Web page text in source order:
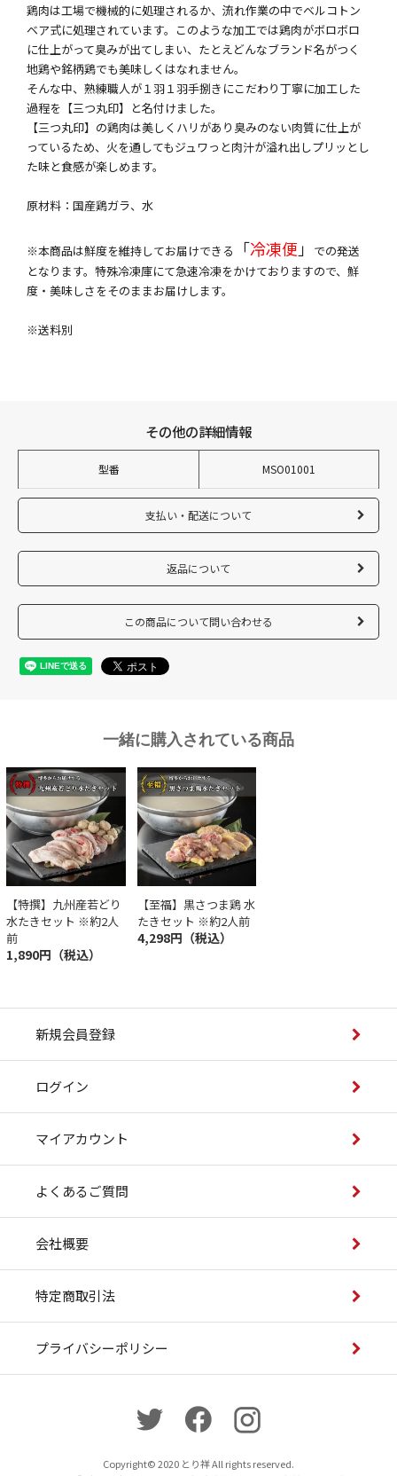
鶏肉は工場で機械的に処理されるか、流れ作業の中でベルコトン
ベア式に処理されています。このような加工では鶏肉がボロボロ
に仕上がって臭みが出てしまい、たとえどんなブランド名がつく
地鶏や銘柄鶏でも美味しくはなれません。
そんな中、熟練職人が１羽１羽手捌きにこだわり丁寧に加工した
過程を【三つ丸印】と名付けました。
【三つ丸印】の鶏肉は美しくハリがあり臭みのない肉質に仕上が
っているため、火を通してもジュワっと肉汁が溢れ出しプリッとし
た味と食感が楽しめます。
原材料：国産鶏ガラ、水
※本商品は鮮度を維持してお届けできる 「冷凍便 」
での発送
となります。特殊冷凍庫にて急速冷凍をかけておりますので、鮮
度・美味しさをそのままお届けします。
※送料別
その他の詳細情報
型番 MSO01001
支払い・配送について
返品について
この商品について問い合わせる
一緒に購入されている商品
【特撰】九州産若どり
水たきセット ※約2人
前
1,890円（税込）
【至福】黒さつま鶏 水
たきセット ※約2人前
4,298円（税込）
新規会員登録
ログイン
マイアカウント
よくあるご質問
会社概要
特定商取引法
プライバシーポリシー
Copyright© 2020 とり祥 All rights reserved.